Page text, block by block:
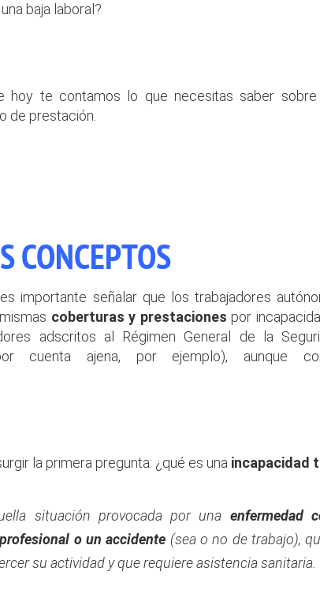
baja laboral?
hoy te contamos lo que necesitas saber sobre
de prestación.
CONCEPTOS
importante señalar que los trabajadores
coberturas y prestaciones por
adscritos al Régimen General de la
cuenta ajena, por ejemplo), aunque
la primera pregunta: ¿qué es una incapacidad
situación provocada por una enfermedad
o un accidente (sea o no de trabajo),
su actividad y que requiere asistencia sanitaria.